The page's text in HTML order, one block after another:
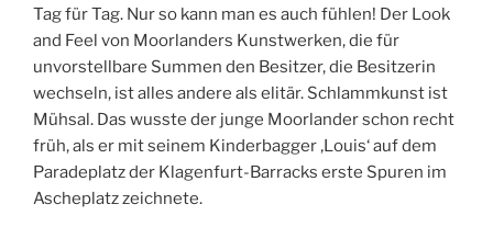
Tag für Tag. Nur so kann man es auch fühlen! Der Look
and Feel von Moorlanders Kunstwerken, die für
unvorstellbare Summen den Besitzer, die Besitzerin
wechseln, ist alles andere als elitär. Schlammkunst ist
Mühsal. Das wusste der junge Moorlander schon recht
früh, als er mit seinem Kinderbagger ‚Louis‘ auf dem
Paradeplatz der Klagenfurt-Barracks erste Spuren im
Ascheplatz zeichnete.